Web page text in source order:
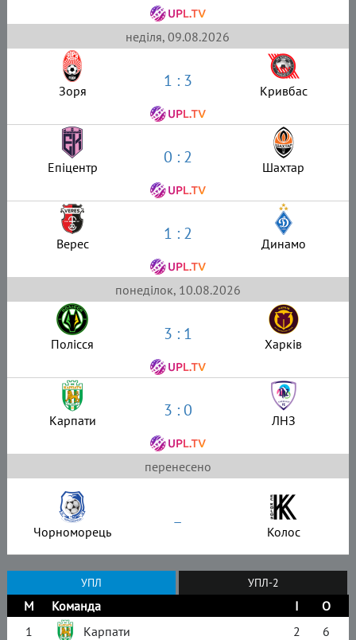
неділя, 09.08.2026
Зоря 1 : 3 Кривбас
Епіцентр 0 : 2 Шахтар
Верес 1 : 2 Динамо
понеділок, 10.08.2026
Полісся 3 : 1 Харків
Карпати 3 : 0 ЛНЗ
перенесено
Чорноморець – Колос
УПЛ УПЛ-2
М Команда І
О
1
Карпати 2
6